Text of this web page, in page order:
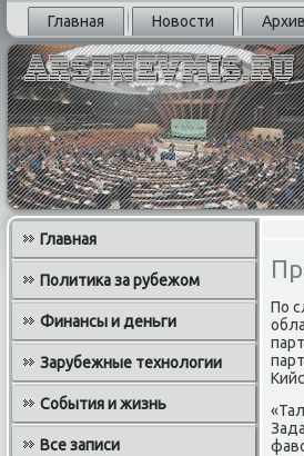
Главная Новости
Главная
Политика за рубежом
Финансы и деньги
Зарубежные технологии
События и жизнь
Все записи
По